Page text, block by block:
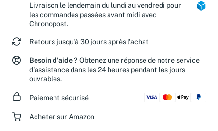
Livraison le lendemain du lundi au vendredi pour
les commandes passées avant midi avec
Chronopost.
Retours jusqu'à 30 jours après l'achat
Besoin d'aide ? Obtenez une réponse de notre service
d'assistance dans les 24 heures pendant les jours
ouvrables.
Paiement sécurisé
Acheter sur Amazon